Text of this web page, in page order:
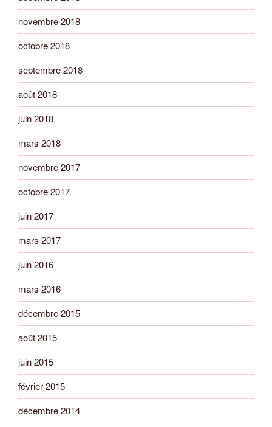
novembre 2018
octobre 2018
septembre 2018
août 2018
juin 2018
mars 2018
novembre 2017
octobre 2017
juin 2017
mars 2017
juin 2016
mars 2016
décembre 2015
août 2015
juin 2015
février 2015
décembre 2014